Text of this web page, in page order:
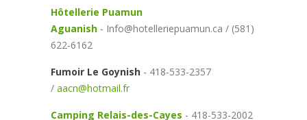
Hôtellerie Puamun
Aguanish - Info@hotelleriepuamun.ca / (581)
622-6162
Fumoir Le Goynish - 418-533-2357
/ aacn@hotmail.fr
Camping Relais-des-Cayes - 418-533-2002